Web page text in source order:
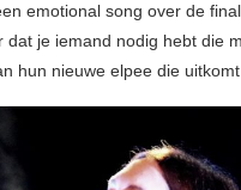
emotional song over de
je iemand nodig hebt die
hun nieuwe elpee die